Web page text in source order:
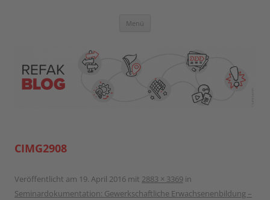
Blog der Referent:innen Akademie
Menü
CIMG2908
Veröffentlicht am 19. April 2016 mit 2883 × 3369 in
Seminardokumentation: Gewerkschaftliche Erwachsenenbildung –